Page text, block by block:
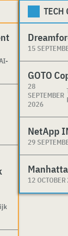
TECH
15
GOTO
28
SEPTEMBER
2026
NetApp
29
12